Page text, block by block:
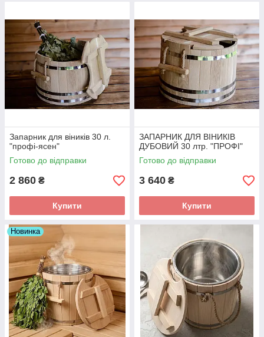
Запарник для віників 30 л.
"профі-ясен"
Готово до відправки
2 860 ₴
Купити
ЗАПАРНИК ДЛЯ ВІНИКІВ
ДУБОВИЙ 30 лтр. "ПРОФІ"
Готово до відправки
3 640 ₴
Купити
Новинка